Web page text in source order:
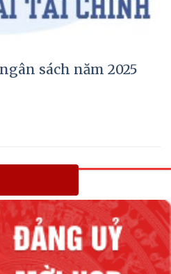
sách năm 2025